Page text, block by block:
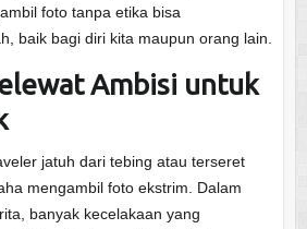
foto tanpa etika bisa
baik bagi diri kita maupun orang lain.
Ambisi untuk
jatuh dari tebing atau terseret
mengambil foto ekstrim. Dalam
banyak kecelakaan yang